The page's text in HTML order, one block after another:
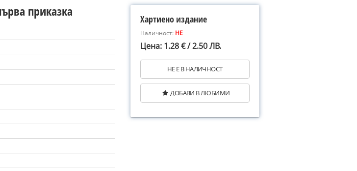
приказка Хартиено издание
Наличност: НЕ
Цена: 1.28 € / 2.50 ЛВ.
НЕ Е В НАЛИЧНОСТ
ДОБАВИ В ЛЮБИМИ